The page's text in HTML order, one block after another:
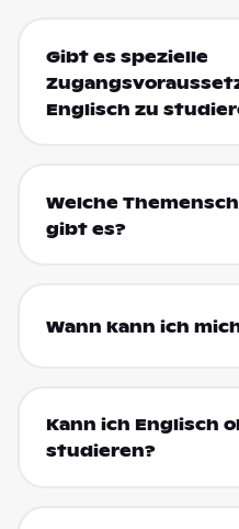
Gibt es spezielle
Englisch zu
Welche
gibt es?
Wann kann ich
Kann ich Englisch
studieren?